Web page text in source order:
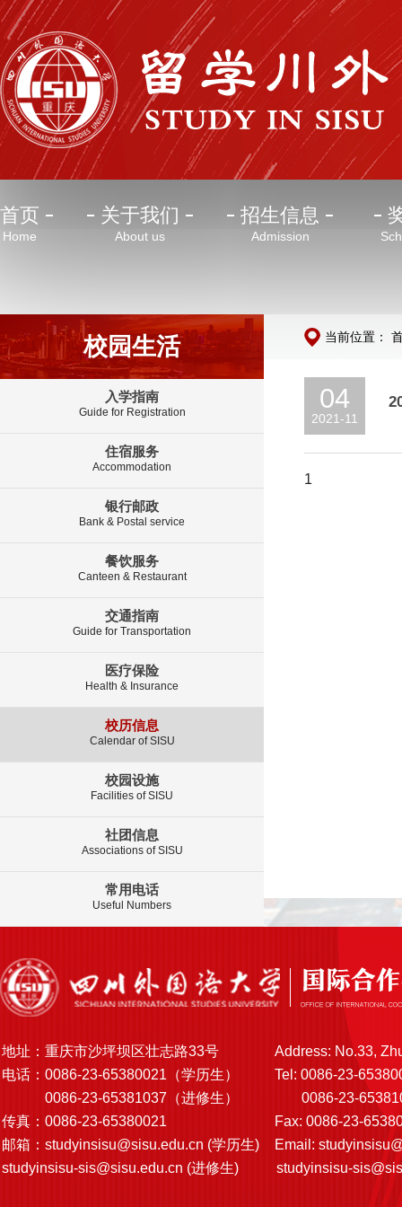
首页
Home
关于我们
About us
招生信息
Admission
校园生活
入学指南
Guide for Registration
住宿服务
Accommodation
银行邮政
Bank & Postal service
餐饮服务
Canteen & Restaurant
交通指南
Guide for Transportation
医疗保险
Health & Insurance
校历信息
Calendar of SISU
校园设施
Facilities of SISU
社团信息
Associations of SISU
常用电话
Useful Numbers
当前位置：
04
2021-11
1
地址：重庆市沙坪坝区壮志路33号
Address: No.33,
电话：0086-23-65380021（学历生）
Tel: 0086-23-
0086-23-65381037（进修生）
0086-23-
传真：0086-23-65380021
Fax: 0086-23-
邮箱： studyinsisu@sisu.edu.cn (学历生) Email:
studyinsisu-sis@sisu.edu.cn (进修生) studyinsisu-